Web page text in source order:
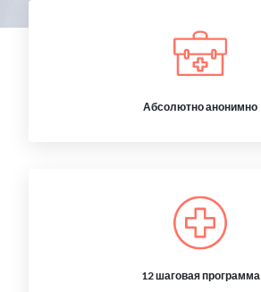
Абсолютно анонимно
12 шаговая программа